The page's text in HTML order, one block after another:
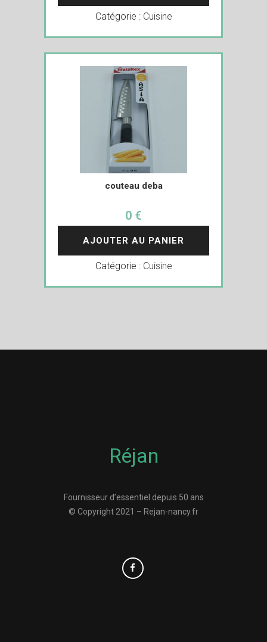
Catégorie : Cuisine
couteau deba
0 €
AJOUTER AU PANIER
Catégorie : Cuisine
Réjan
Fournisseur d’essentiel depuis 50 ans
© Copyright 2021 – Rejan-nancy.fr